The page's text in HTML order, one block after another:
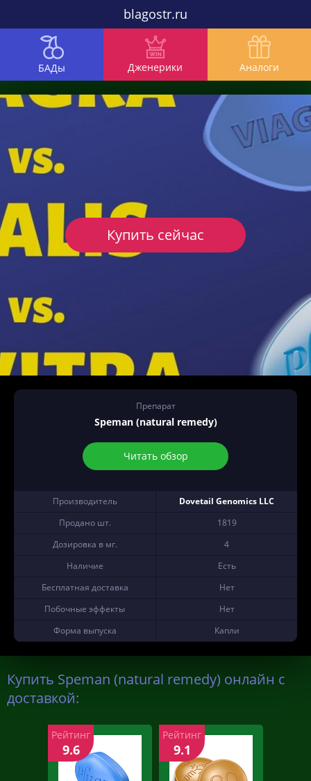
blagostr.ru
БАДы Дженерики Аналоги
Препарат
Speman (natural remedy)
Читать обзор
Производитель
Dovetail Genomics LLC
Продано шт.
1819
Дозировка в мг.
4
Наличие
Есть
Бесплатная доставка
Нет
Побочные эффекты
Нет
Форма выпуска
Капли
Купить сейчас
Купить Speman (natural remedy) онлайн с
доставкой:
Рейтинг
9.6
Рейтинг
9.1